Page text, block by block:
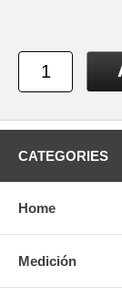
CATEGORIES
Home
Medición